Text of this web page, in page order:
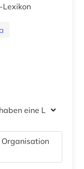
Lexikon
eine Lizenz